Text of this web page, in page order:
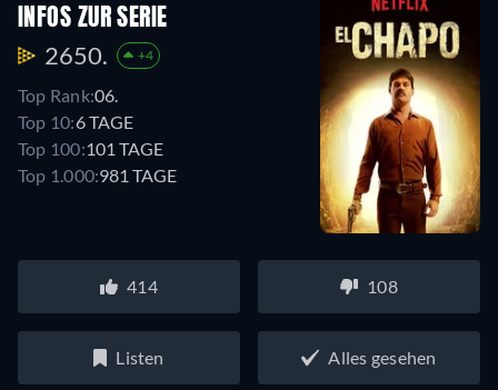
INFOS ZUR SERIE
2650. +4
Top Rank:06.
Top 10:6 TAGE
Top 100:101 TAGE
Top 1.000:981 TAGE
414 108
Listen Alles gesehen